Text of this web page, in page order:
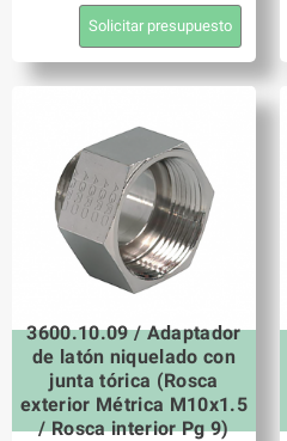
Solicitar presupuesto
3600.10.09 / Adaptador
de latón niquelado con
junta tórica (Rosca
exterior Métrica M10x1.5
/ Rosca interior Pg 9)